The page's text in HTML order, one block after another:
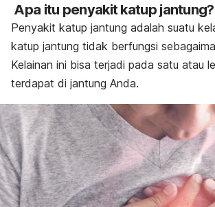
Penyebab & faktor risiko penyakit katup
Diagnosis & pengobatan penyakit katup
Pengobatan di rumah untuk penyakit
Komplikasi penyakit katup jantung
Apa itu penyakit katup jantung?
Penyakit katup jantung adalah suatu
katup jantung tidak berfungsi
Kelainan ini bisa terjadi pada satu atau
terdapat di jantung Anda.